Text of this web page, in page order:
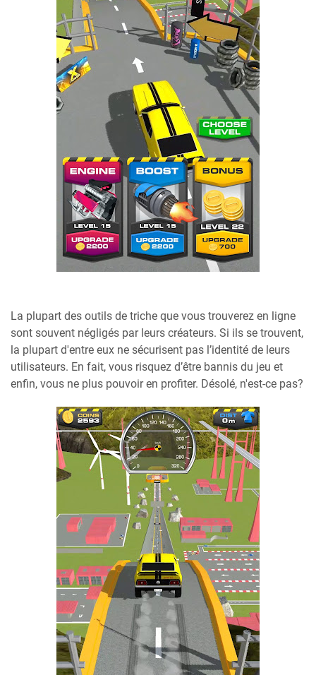
La plupart des outils de triche que vous trouverez en ligne
sont souvent négligés par leurs créateurs. Si ils se trouvent,
la plupart d'entre eux ne sécurisent pas l’identité de leurs
utilisateurs. En fait, vous risquez d’être bannis du jeu et
enfin, vous ne plus pouvoir en profiter. Désolé, n'est-ce pas?